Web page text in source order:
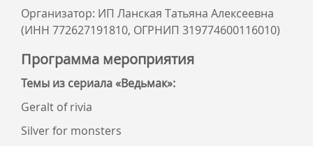
Организатор: ИП Ланская Татьяна Алексеевна
(ИНН 772627191810, ОГРНИП 319774600116010)
Программа мероприятия
Темы из сериала «Ведьмак»:
Geralt of rivia
Silver for monsters